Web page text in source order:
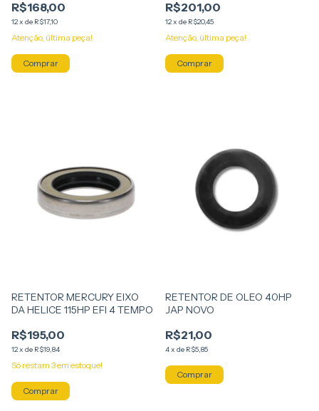
R$168,00
12x de R$17,10
Atenção, última peça!
R$201,00
12x de R$20,45
Atenção, última peça!
RETENTOR MERCURY EIXO
DA HELICE 115HP EFI 4 TEMPO
R$195,00
12x de R$19,84
Só restam 3em estoque!
RETENTOR DE OLEO 40HP
JAP NOVO
R$21,00
4x de R$5,85